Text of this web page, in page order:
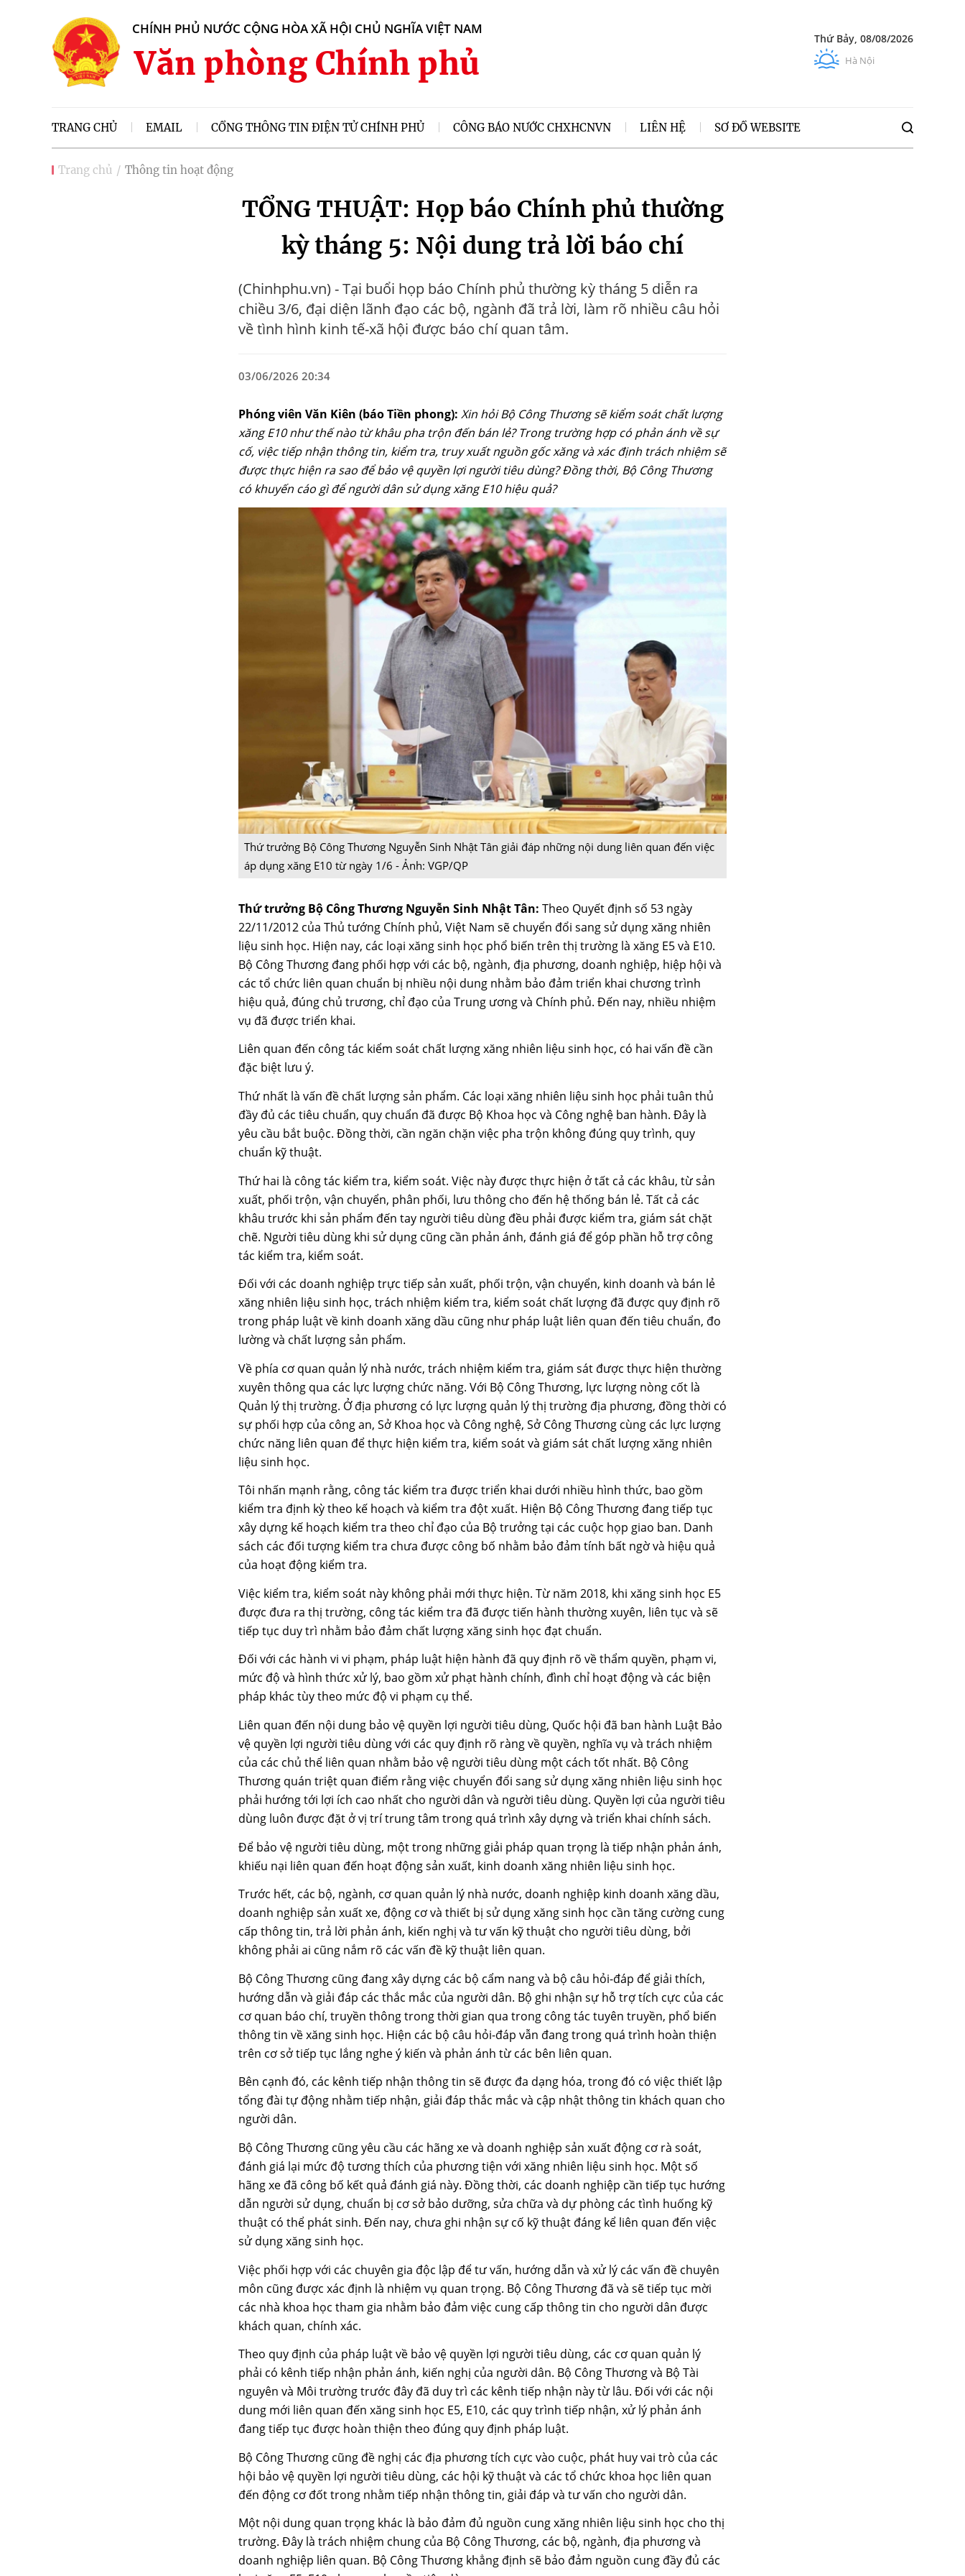
CHÍNH PHỦ NƯỚC CỘNG HÒA XÃ HỘI CHỦ NGHĨA VIỆT NAM
Văn phòng Chính phủ
Thứ Bảy, 08/08/2026
Hà Nội
TRANG CHỦ EMAIL CỔNG THÔNG TIN ĐIỆN TỬ CHÍNH PHỦ CÔNG BÁO NƯỚC CHXHCNVN LIÊN HỆ SƠ ĐỒ WEBSITE
Trang chủ Thông tin hoạt động
TỔNG THUẬT: Họp báo Chính phủ thường
kỳ tháng 5: Nội dung trả lời báo chí
(Chinhphu.vn) - Tại buổi họp báo Chính phủ thường kỳ tháng 5 diễn ra
chiều 3/6, đại diện lãnh đạo các bộ, ngành đã trả lời, làm rõ nhiều câu hỏi
về tình hình kinh tế-xã hội được báo chí quan tâm.
03/06/2026 20:34
Phóng viên Văn Kiên (báo Tiền phong): Xin hỏi Bộ Công Thương sẽ kiểm soát chất lượng
xăng E10 như thế nào từ khâu pha trộn đến bán lẻ? Trong trường hợp có phản ánh về sự
cố, việc tiếp nhận thông tin, kiểm tra, truy xuất nguồn gốc xăng và xác định trách nhiệm sẽ
được thực hiện ra sao để bảo vệ quyền lợi người tiêu dùng? Đồng thời, Bộ Công Thương
có khuyến cáo gì để người dân sử dụng xăng E10 hiệu quả?
Thứ trưởng Bộ Công Thương Nguyễn Sinh Nhật Tân giải đáp những nội dung liên quan đến việc
áp dụng xăng E10 từ ngày 1/6 - Ảnh: VGP/QP
Thứ trưởng Bộ Công Thương Nguyễn Sinh Nhật Tân: Theo Quyết định số 53 ngày
22/11/2012 của Thủ tướng Chính phủ, Việt Nam sẽ chuyển đổi sang sử dụng xăng nhiên
liệu sinh học. Hiện nay, các loại xăng sinh học phổ biến trên thị trường là xăng E5 và E10.
Bộ Công Thương đang phối hợp với các bộ, ngành, địa phương, doanh nghiệp, hiệp hội và
các tổ chức liên quan chuẩn bị nhiều nội dung nhằm bảo đảm triển khai chương trình
hiệu quả, đúng chủ trương, chỉ đạo của Trung ương và Chính phủ. Đến nay, nhiều nhiệm
vụ đã được triển khai.
Liên quan đến công tác kiểm soát chất lượng xăng nhiên liệu sinh học, có hai vấn đề cần
đặc biệt lưu ý.
Thứ nhất là vấn đề chất lượng sản phẩm. Các loại xăng nhiên liệu sinh học phải tuân thủ
đầy đủ các tiêu chuẩn, quy chuẩn đã được Bộ Khoa học và Công nghệ ban hành. Đây là
yêu cầu bắt buộc. Đồng thời, cần ngăn chặn việc pha trộn không đúng quy trình, quy
chuẩn kỹ thuật.
Thứ hai là công tác kiểm tra, kiểm soát. Việc này được thực hiện ở tất cả các khâu, từ sản
xuất, phối trộn, vận chuyển, phân phối, lưu thông cho đến hệ thống bán lẻ. Tất cả các
khâu trước khi sản phẩm đến tay người tiêu dùng đều phải được kiểm tra, giám sát chặt
chẽ. Người tiêu dùng khi sử dụng cũng cần phản ánh, đánh giá để góp phần hỗ trợ công
tác kiểm tra, kiểm soát.
Đối với các doanh nghiệp trực tiếp sản xuất, phối trộn, vận chuyển, kinh doanh và bán lẻ
xăng nhiên liệu sinh học, trách nhiệm kiểm tra, kiểm soát chất lượng đã được quy định rõ
trong pháp luật về kinh doanh xăng dầu cũng như pháp luật liên quan đến tiêu chuẩn, đo
lường và chất lượng sản phẩm.
Về phía cơ quan quản lý nhà nước, trách nhiệm kiểm tra, giám sát được thực hiện thường
xuyên thông qua các lực lượng chức năng. Với Bộ Công Thương, lực lượng nòng cốt là
Quản lý thị trường. Ở địa phương có lực lượng quản lý thị trường địa phương, đồng thời có
sự phối hợp của công an, Sở Khoa học và Công nghệ, Sở Công Thương cùng các lực lượng
chức năng liên quan để thực hiện kiểm tra, kiểm soát và giám sát chất lượng xăng nhiên
liệu sinh học.
Tôi nhấn mạnh rằng, công tác kiểm tra được triển khai dưới nhiều hình thức, bao gồm
kiểm tra định kỳ theo kế hoạch và kiểm tra đột xuất. Hiện Bộ Công Thương đang tiếp tục
xây dựng kế hoạch kiểm tra theo chỉ đạo của Bộ trưởng tại các cuộc họp giao ban. Danh
sách các đối tượng kiểm tra chưa được công bố nhằm bảo đảm tính bất ngờ và hiệu quả
của hoạt động kiểm tra.
Việc kiểm tra, kiểm soát này không phải mới thực hiện. Từ năm 2018, khi xăng sinh học E5
được đưa ra thị trường, công tác kiểm tra đã được tiến hành thường xuyên, liên tục và sẽ
tiếp tục duy trì nhằm bảo đảm chất lượng xăng sinh học đạt chuẩn.
Đối với các hành vi vi phạm, pháp luật hiện hành đã quy định rõ về thẩm quyền, phạm vi,
mức độ và hình thức xử lý, bao gồm xử phạt hành chính, đình chỉ hoạt động và các biện
pháp khác tùy theo mức độ vi phạm cụ thể.
Liên quan đến nội dung bảo vệ quyền lợi người tiêu dùng, Quốc hội đã ban hành Luật Bảo
vệ quyền lợi người tiêu dùng với các quy định rõ ràng về quyền, nghĩa vụ và trách nhiệm
của các chủ thể liên quan nhằm bảo vệ người tiêu dùng một cách tốt nhất. Bộ Công
Thương quán triệt quan điểm rằng việc chuyển đổi sang sử dụng xăng nhiên liệu sinh học
phải hướng tới lợi ích cao nhất cho người dân và người tiêu dùng. Quyền lợi của người tiêu
dùng luôn được đặt ở vị trí trung tâm trong quá trình xây dựng và triển khai chính sách.
Để bảo vệ người tiêu dùng, một trong những giải pháp quan trọng là tiếp nhận phản ánh,
khiếu nại liên quan đến hoạt động sản xuất, kinh doanh xăng nhiên liệu sinh học.
Trước hết, các bộ, ngành, cơ quan quản lý nhà nước, doanh nghiệp kinh doanh xăng dầu,
doanh nghiệp sản xuất xe, động cơ và thiết bị sử dụng xăng sinh học cần tăng cường cung
cấp thông tin, trả lời phản ánh, kiến nghị và tư vấn kỹ thuật cho người tiêu dùng, bởi
không phải ai cũng nắm rõ các vấn đề kỹ thuật liên quan.
Bộ Công Thương cũng đang xây dựng các bộ cẩm nang và bộ câu hỏi-đáp để giải thích,
hướng dẫn và giải đáp các thắc mắc của người dân. Bộ ghi nhận sự hỗ trợ tích cực của các
cơ quan báo chí, truyền thông trong thời gian qua trong công tác tuyên truyền, phổ biến
thông tin về xăng sinh học. Hiện các bộ câu hỏi-đáp vẫn đang trong quá trình hoàn thiện
trên cơ sở tiếp tục lắng nghe ý kiến và phản ánh từ các bên liên quan.
Bên cạnh đó, các kênh tiếp nhận thông tin sẽ được đa dạng hóa, trong đó có việc thiết lập
tổng đài tự động nhằm tiếp nhận, giải đáp thắc mắc và cập nhật thông tin khách quan cho
người dân.
Bộ Công Thương cũng yêu cầu các hãng xe và doanh nghiệp sản xuất động cơ rà soát,
đánh giá lại mức độ tương thích của phương tiện với xăng nhiên liệu sinh học. Một số
hãng xe đã công bố kết quả đánh giá này. Đồng thời, các doanh nghiệp cần tiếp tục hướng
dẫn người sử dụng, chuẩn bị cơ sở bảo dưỡng, sửa chữa và dự phòng các tình huống kỹ
thuật có thể phát sinh. Đến nay, chưa ghi nhận sự cố kỹ thuật đáng kể liên quan đến việc
sử dụng xăng sinh học.
Việc phối hợp với các chuyên gia độc lập để tư vấn, hướng dẫn và xử lý các vấn đề chuyên
môn cũng được xác định là nhiệm vụ quan trọng. Bộ Công Thương đã và sẽ tiếp tục mời
các nhà khoa học tham gia nhằm bảo đảm việc cung cấp thông tin cho người dân được
khách quan, chính xác.
Theo quy định của pháp luật về bảo vệ quyền lợi người tiêu dùng, các cơ quan quản lý
phải có kênh tiếp nhận phản ánh, kiến nghị của người dân. Bộ Công Thương và Bộ Tài
nguyên và Môi trường trước đây đã duy trì các kênh tiếp nhận này từ lâu. Đối với các nội
dung mới liên quan đến xăng sinh học E5, E10, các quy trình tiếp nhận, xử lý phản ánh
đang tiếp tục được hoàn thiện theo đúng quy định pháp luật.
Bộ Công Thương cũng đề nghị các địa phương tích cực vào cuộc, phát huy vai trò của các
hội bảo vệ quyền lợi người tiêu dùng, các hội kỹ thuật và các tổ chức khoa học liên quan
đến động cơ đốt trong nhằm tiếp nhận thông tin, giải đáp và tư vấn cho người dân.
Một nội dung quan trọng khác là bảo đảm đủ nguồn cung xăng nhiên liệu sinh học cho thị
trường. Đây là trách nhiệm chung của Bộ Công Thương, các bộ, ngành, địa phương và
doanh nghiệp liên quan. Bộ Công Thương khẳng định sẽ bảo đảm nguồn cung đầy đủ các